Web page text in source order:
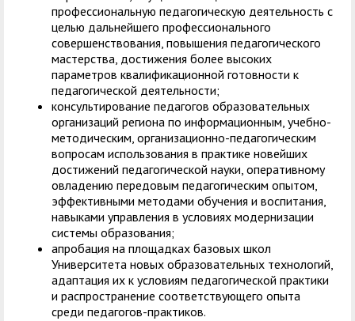
профессиональную педагогическую деятельность с
целью дальнейшего профессионального
совершенствования, повышения педагогического
мастерства, достижения более высоких
параметров квалификационной готовности к
педагогической деятельности;
консультирование педагогов образовательных
организаций региона по информационным, учебно-
методическим, организационно-педагогическим
вопросам использования в практике новейших
достижений педагогической науки, оперативному
овладению передовым педагогическим опытом,
эффективными методами обучения и воспитания,
навыками управления в условиях модернизации
системы образования;
апробация на площадках базовых школ
Университета новых образовательных технологий,
адаптация их к условиям педагогической практики
и распространение соответствующего опыта
среди педагогов-практиков.